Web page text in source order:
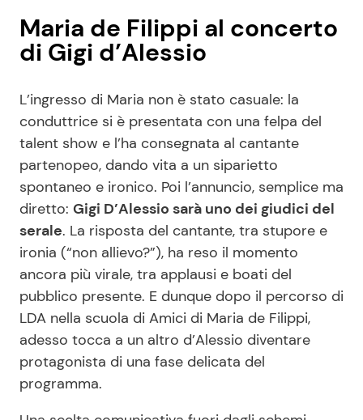
Maria de Filippi al concerto
di Gigi d’Alessio
L’ingresso di Maria non è stato casuale: la
conduttrice si è presentata con una felpa del
talent show e l’ha consegnata al cantante
partenopeo, dando vita a un siparietto
spontaneo e ironico. Poi l’annuncio, semplice ma
diretto: Gigi D’Alessio sarà uno dei giudici del
serale. La risposta del cantante, tra stupore e
ironia (“non allievo?”), ha reso il momento
ancora più virale, tra applausi e boati del
pubblico presente. E dunque dopo il percorso di
LDA nella scuola di Amici di Maria de Filippi,
adesso tocca a un altro d’Alessio diventare
protagonista di una fase delicata del
programma.